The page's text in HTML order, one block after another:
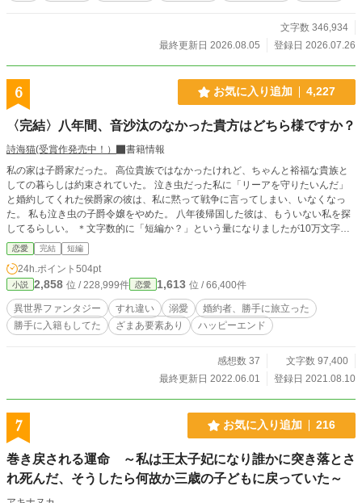
疫病など、各地で起きる不可解な事件を校正していく。 やが
て彼女が見つけたのは、最古の神託から消された「十三番目
しい言葉をうまく口にできない冷酷皇弟。 正しさだけでは人
を救えない世界で、二人は衝突し、傷つけ合い、それでも何
度でも言葉を交わしていく。 これは、すべてを奪われた地味
な校正官が、自分の仕事と居場所を取り戻し、やがて偽りに
満ちた世界そのものを書き直す物語。 そして――愛していて
も面倒くさい、不器用な二人が夫婦になるまでと、その先を
描く長編異世界恋愛ファンタジー。
文字数 346,934
最終更新日 2026.08.05
登録日 2026.07.26
6 お気に入り追加 4,227
〈完結〉八年間、音沙汰のなかった貴方はどちら様ですか？
詩海猫(受賞作発売中！）
書籍情報
私の家は子爵家だった。 高位貴族ではなかったけれど、ちゃんと裕福な貴族と
しての暮らしは約束されていた。 泣き虫だった私に「リーアを守りたいんだ」
と婚約してくれた侯爵家の彼は、私に黙って戦争に言ってしまい、いなくなっ
た。 私も泣き虫の子爵令嬢をやめた。 八年後帰国した彼は、もういない私を探
してるらしい。 ＊文字数的に「短編か？」という量になりましたが10万文字以
下なので短編です。この後各自のアフターストーリーとか書けたら書きます。そ
したら10万文字超えちゃうかもしれないけど短編です。こんなにかかると思わ
ず、「転生王子〜」が大幅に滞ってしまいましたが、次はあちらに集中予定（あ
くまで予定）です、あちらもよろしくお願いします＊
恋愛 完結 短編
24h.ポイント 504pt
小説 2,858 位 / 228,999件 恋愛 1,613 位 / 66,400件
異世界ファンタジー すれ違い 溺愛
婚約者、勝手に旅立った
勝手に入籍もしてた
ざまあ要素あり ハッピーエンド
感想数 37
文字数 97,400
最終更新日 2022.06.01
登録日 2021.08.10
7 お気に入り追加 216
巻き戻される運命 ～私は王太子妃になり誰かに突き落とさ
れ死んだ、そうしたら何故か三歳の子どもに戻っていた～